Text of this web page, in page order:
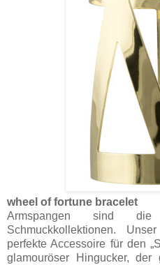
wheel of fortune bracelet
Armspangen sind
Schmuckkollektionen.
perfekte Accessoire für den
glamouröser Hingucker,